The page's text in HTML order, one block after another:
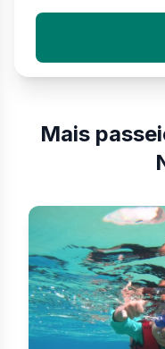
Mais